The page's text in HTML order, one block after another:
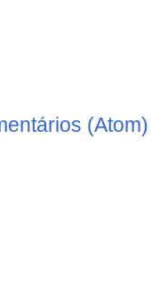
(Atom)